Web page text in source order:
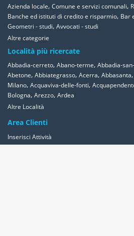
Azienda locale, Comune e servizi comunali,
Banche ed istituti di credito e risparmio, Bar
Geometri - studi, Avvocati - studi
Altre categorie
Località più ricercate
Abbadia-cerreto, Abano-terme, Abbadia-
Abetone, Abbiategrasso, Acerra, Abbasanta,
Milano, Acquaviva-delle-fonti,
Bologna, Arezzo, Ardea
Altre Località
Area Clienti
Inserisci Attività